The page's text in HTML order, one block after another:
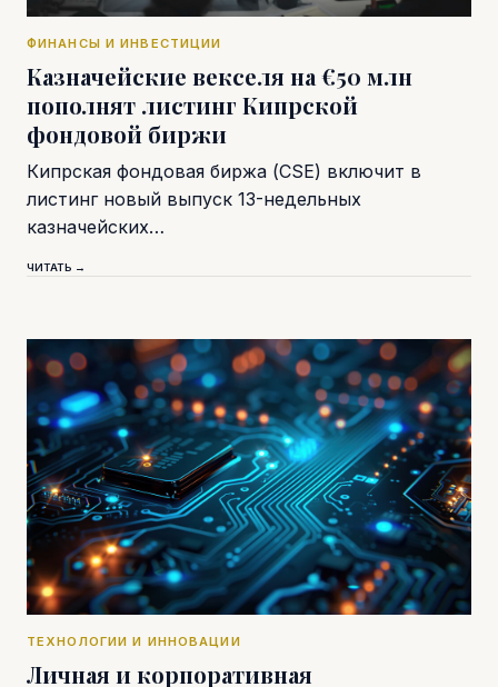
ФИНАНСЫ И ИНВЕСТИЦИИ
Казначейские векселя на €50 млн
пополнят листинг Кипрской
фондовой биржи
Кипрская фондовая биржа (CSE) включит в
листинг новый выпуск 13-недельных
казначейских…
ЧИТАТЬ →
ТЕХНОЛОГИИ И ИННОВАЦИИ
Личная и корпоративная